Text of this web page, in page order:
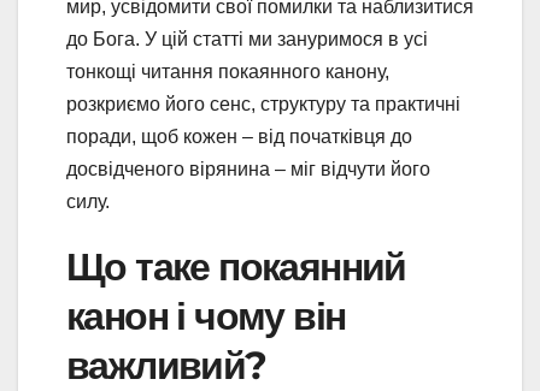
мир, усвідомити свої помилки та наблизитися
до Бога. У цій статті ми зануримося в усі
тонкощі читання покаянного канону,
розкриємо його сенс, структуру та практичні
поради, щоб кожен – від початківця до
досвідченого вірянина – міг відчути його
силу.
Що таке покаянний
канон і чому він
важливий?